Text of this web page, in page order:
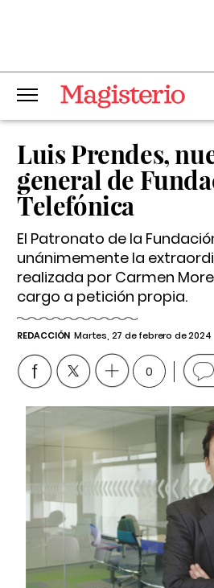
Luis Prendes,
general de
Telefónica
El Patronato de la
unánimemente la
realizada por Carmen
cargo a petición propia.
REDACCIÓN Martes, 27 de febrero de 2024
0